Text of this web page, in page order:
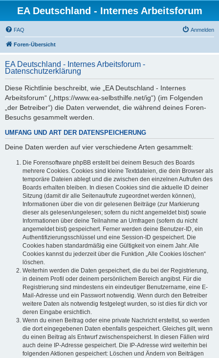
EA Deutschland - Internes Arbeitsforum
FAQ Anmelden
Foren-Übersicht
EA Deutschland - Internes Arbeitsforum -
Datenschutzerklärung
Diese Richtlinie beschreibt, wie „EA Deutschland - Internes
Arbeitsforum“ („https://www.ea-selbsthilfe.net/ig“) (im Folgenden
„der Betreiber“) die Daten verwendet, die während deines Foren-
Besuchs gesammelt werden.
UMFANG UND ART DER DATENSPEICHERUNG
Deine Daten werden auf vier verschiedene Arten gesammelt:
Die Forensoftware phpBB erstellt bei deinem Besuch des Boards
mehrere Cookies. Cookies sind kleine Textdateien, die dein Browser als
temporäre Dateien ablegt und die zwischen den einzelnen Aufrufen des
Boards erhalten bleiben. In diesen Cookies sind die aktuelle ID deiner
Sitzung (damit dir alle Seitenaufrufe zugeordnet werden können),
Informationen über die von dir gelesenen Beiträge (zur Markierung
dieser als gelesen/ungelesen; sofern du nicht angemeldet bist) sowie
Informationen über deine Teilnahme an Umfragen (sofern du nicht
angemeldet bist) gespeichert. Ferner werden deine Benutzer-ID, ein
Authentifizierungsschlüssel und eine Session-ID gespeichert. Die
Cookies haben standardmäßig eine Gültigkeit von einem Jahr. Alle
Cookies kannst du jederzeit über die Funktion „Alle Cookies löschen“
löschen.
Weiterhin werden die Daten gespeichert, die du bei der Registrierung,
in deinem Profil oder deinem persönlichem Bereich angibst. Für die
Registrierung sind mindestens ein eindeutiger Benutzername, eine E-
Mail-Adresse und ein Passwort notwendig. Wenn durch den Betreiber
weitere Daten als notwendig festgelegt wurden, so ist dies für dich vor
deren Eingabe ersichtlich.
Wenn du einen Beitrag oder eine private Nachricht erstellst, so werden
die dort eingegebenen Daten ebenfalls gespeichert. Gleiches gilt, wenn
du einen Beitrag als Entwurf zwischenspeicherst. In diesen Fällen wird
auch deine IP-Adresse gespeichert. Die IP-Adresse wird weiterhin bei
folgenden Aktionen gespeichert: Löschen und Ändern von Beiträgen